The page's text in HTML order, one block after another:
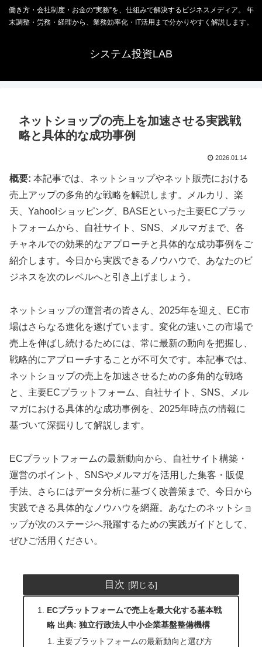
働き方・会社制度・お金の“実務”を、仕組みで解決するビジネスメディア。 年
末調整・労務・経理から、業務効率化・IT活用まで分かりやすく解説します。
システム投資LAB
ネットショップの売上を加速させる実践戦
略と具体的な成功事例
2026.01.14
概要: 本記事では、ネットショップやネット販売における
売上アップの多角的な戦略を解説します。メルカリ、楽
天、Yahoo!ショッピング、BASEといった主要ECプラッ
トフォームから、自社サイト、SNS、メルマガまで、各
チャネルでの効果的なアプローチと具体的な成功事例をご
紹介します。今日から実践できるノウハウで、あなたのビ
ジネスを次のレベルへと引き上げましょう。
ネットショップの運営者の皆さん、2025年を迎え、EC市
場はさらなる進化を遂げています。変化の速いこの市場で
売上を伸ばし続けるためには、常に最新の動向を把握し、
戦略的にアプローチすることが不可欠です。本記事では、
ネットショップの売上を加速させるための多角的な戦略
と、主要ECプラットフォーム、自社サイト、SNS、メル
マガにおける具体的な成功事例を、2025年時点の情報に
基づいて深掘りして解説します。
ECプラットフォームの最新動向から、自社サイト構築・
運営のポイント、SNSやメルマガを活用した集客・販促
手法、さらにはデータ分析に基づく改善策まで、今日から
実践できる具体的なノウハウを網羅。あなたのネットショ
ップが次のステージへ飛躍するための実践ガイドとして、
ぜひご活用ください。
目次
ECプラットフォームで売上を最大化する基本戦
略 出典: 独立行政法人中小企業基盤整備機構
主要プラットフォームの最新動向と選び方